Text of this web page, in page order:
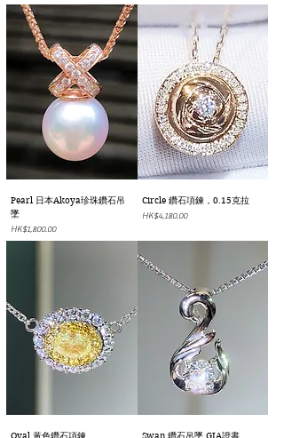
Pearl 日本Akoya珍珠鑽石吊
墜
價格
HK$1,800.00
Circle 鑽石項鍊，0.15克拉
價格
HK$4,180.00